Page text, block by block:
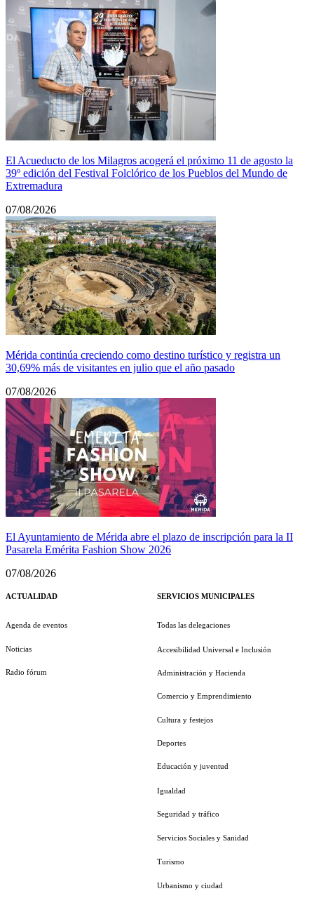
El Acueducto de los Milagros acogerá el próximo 11 de agosto la
39º edición del Festival Folclórico de los Pueblos del Mundo de
Extremadura
07/08/2026
Mérida continúa creciendo como destino turístico y registra un
30,69% más de visitantes en julio que el año pasado
07/08/2026
El Ayuntamiento de Mérida abre el plazo de inscripción para la II
Pasarela Emérita Fashion Show 2026
07/08/2026
ACTUALIDAD
Agenda de eventos
Noticias
Radio fórum
SERVICIOS MUNICIPALES
Todas las delegaciones
Accesibilidad Universal e Inclusión
Administración y Hacienda
Comercio y Emprendimiento
Cultura y festejos
Deportes
Educación y juventud
Igualdad
Seguridad y tráfico
Servicios Sociales y Sanidad
Turismo
Urbanismo y ciudad